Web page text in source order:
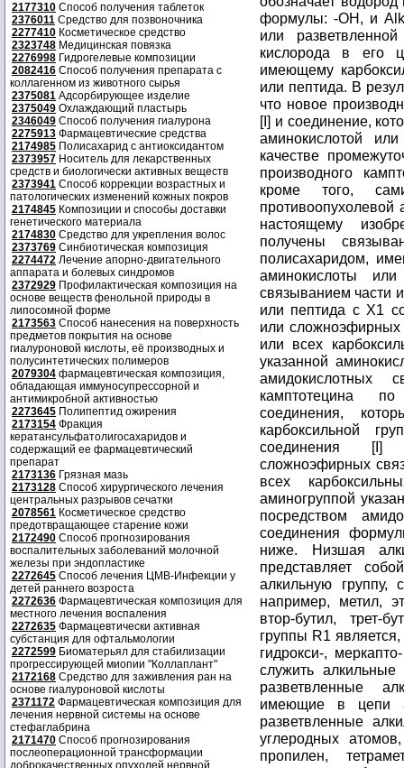
2177310 Способ получения таблеток
2376011 Средство для позвоночника
2277410 Косметическое средство
2323748 Медицинская повязка
2276998 Гидрогелевые композиции
2082416 Способ получения препарата с
коллагенном из животного сырья
2375081 Адсорбирующее изделие
2375049 Охлаждающий пластырь
2346049 Способ получения гиалурона
2275913 Фармацевтические средства
2174985 Полисахарид с антиоксидантом
2373957 Носитель для лекарственных
средств и биологически активных веществ
2373941 Способ коррекции возрастных и
патологических изменений кожных покров
2174845 Композиции и способы доставки
генетического материала
2174830 Средство для укрепления волос
2373769 Синбиотическая композиция
2274472 Лечение апорно-двигательного
аппарата и болевых синдромов
2372929 Профилактическая композиция на
основе веществ фенольной природы в
липосомной форме
2173563 Способ нанесения на поверхность
предметов покрытия на основе
гиалуроновой кислоты, её производных и
полусинтетических полимеров
2079304 фармацевтическая композиция,
обладающая иммуносупрессорной и
антимикробной активностью
2273645 Полипептид ожирения
2173154 Фракция
кератансульфатолигосахаридов и
содержащий ее фармацевтический
препарат
2173136 Грязная мазь
2173128 Способ хирургического лечения
центральных разрывов сечатки
2078561 Косметическое средство
предотвращающее старение кожи
2172490 Способ прогнозирования
воспалительных заболеваний молочной
железы при эндопластике
2272645 Способ лечения ЦМВ-Инфекции у
детей раннего возроста
2272636 Фармацевтическая композиция для
местного лечения воспаления
2272635 Фармацевтически активная
субстанция для офтальмологии
2272599 Биоматерьял для стабилизации
прогрессирующей миопии "Коллаплант"
2172168 Средство для заживления ран на
основе гиалуроновой кислоты
2371172 Фармацевтическая композиция для
лечения нервной системы на основе
стефаглабрина
2171470 Способ прогнозирования
послеоперационной трансформации
доброкачественных опухолей нервной
формулы: -ОН, и Alk
или
кислорода в его
имеющему
или пептида. В
что новое
[I] и соединение,
аминокислотой
качестве
производного
кроме того,
противоопухолевой
настоящему
получены
полисахаридом,
аминокислоты
связыванием части
или пептида с X1
или сложноэфирных
или всех
указанной
амидокислотных
камптотецина
соединения,
карбоксильной
соединения [I]
сложноэфирных
всех
аминогруппой
посредством
соединения
ниже. Низшая
представляет
алкильную
например, метил,
втор-бутил, трет-
группы R1
гидрокси-,
служить
разветвленные
имеющие в цепи
разветвленные
углеродных
пропилен,